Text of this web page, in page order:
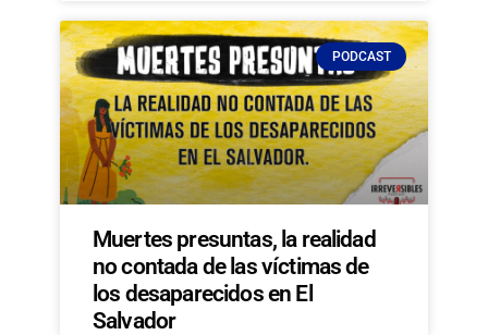
PODCAST
Muertes presuntas, la realidad
no contada de las víctimas de
los desaparecidos en El
Salvador